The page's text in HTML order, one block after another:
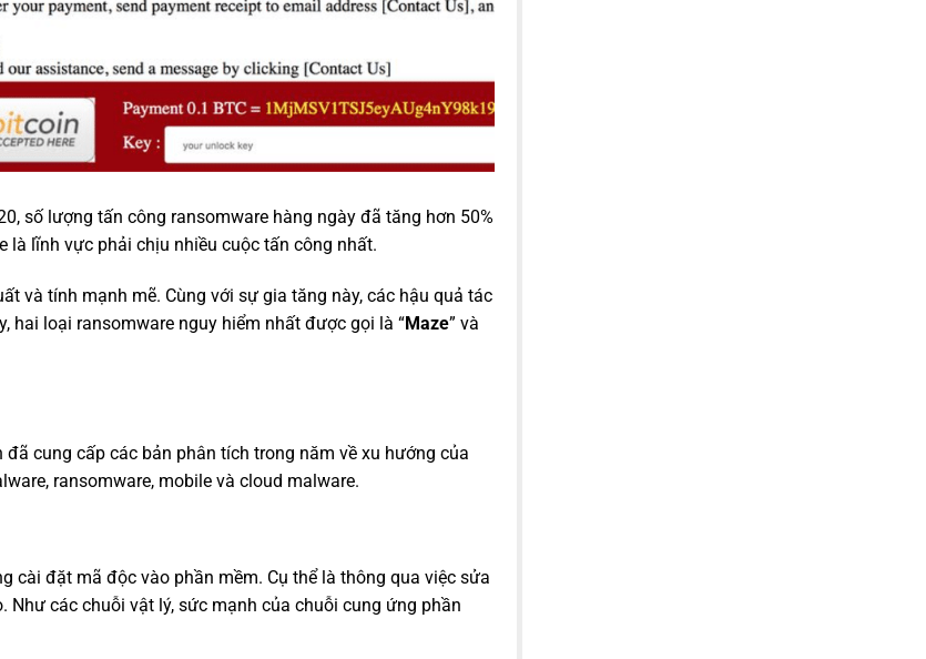
số lượng tấn công ransomware hàng ngày đã tăng hơn 50%
là lĩnh vực phải chịu nhiều cuộc tấn công nhất.
và tính mạnh mẽ. Cùng với sự gia tăng này, các hậu quả tác
hai loại ransomware nguy hiểm nhất được gọi là “Maze” và
cung cấp các bản phân tích trong năm về xu hướng của
ransomware, mobile và cloud malware.
cài đặt mã độc vào phần mềm. Cụ thể là thông qua việc sửa
các chuỗi vật lý, sức mạnh của chuỗi cung ứng phần